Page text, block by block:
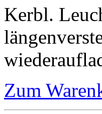
Kerbl.
Zum